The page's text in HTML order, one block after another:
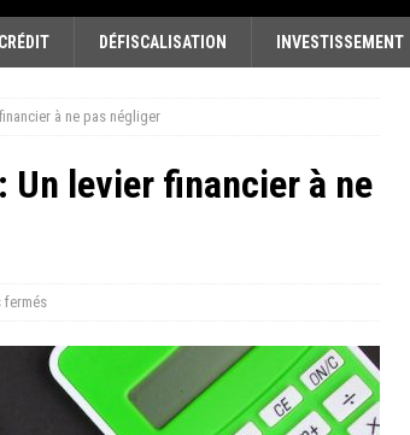
CRÉDIT DÉFISCALISATION INVESTISSEMENT
à ne pas négliger
levier financier à ne
fermés